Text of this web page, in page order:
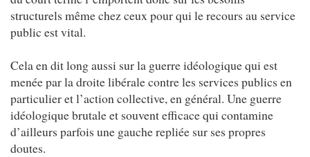
structurels même chez ceux pour qui le recours au service
public est vital.
Cela en dit long aussi sur la guerre idéologique qui est
menée par la droite libérale contre les services publics en
particulier et l’action collective, en général. Une guerre
idéologique brutale et souvent efficace qui contamine
d’ailleurs parfois une gauche repliée sur ses propres
doutes.